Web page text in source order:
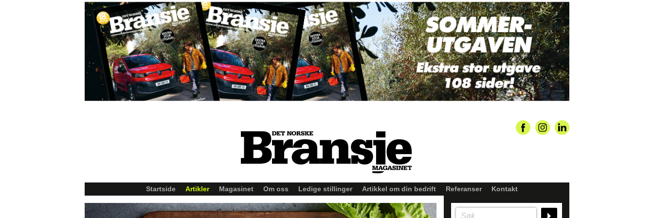
Startside Artikler Magasinet Om oss Ledige stillinger Artikkel om din bedrift Referanser Kontakt